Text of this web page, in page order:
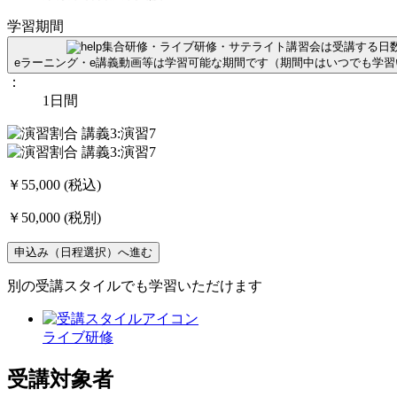
学習期間
集合研修・ライブ研修・サテライト講習会は受講する日
eラーニング・e講義動画等は学習可能な期間です（期間中はいつでも学習
：
1日間
￥55,000 (税込)
￥50,000 (税別)
申込み（日程選択）へ進む
別の受講スタイルでも学習いただけます
ライブ研修
受講対象者